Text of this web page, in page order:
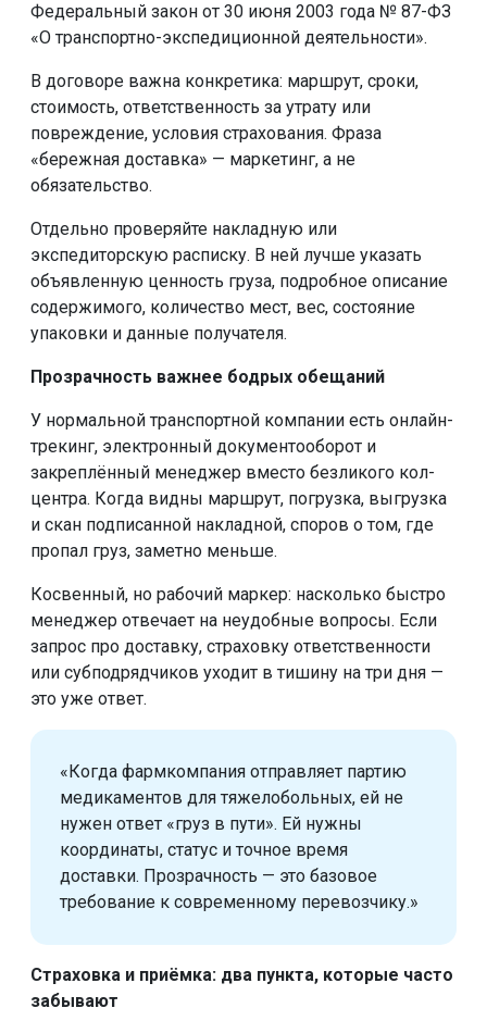
Федеральный закон от 30 июня 2003 года № 87-ФЗ
«О транспортно-экспедиционной деятельности».
В договоре важна конкретика: маршрут, сроки,
стоимость, ответственность за утрату или
повреждение, условия страхования. Фраза
«бережная доставка» — маркетинг, а не
обязательство.
Отдельно проверяйте накладную или
экспедиторскую расписку. В ней лучше указать
объявленную ценность груза, подробное описание
содержимого, количество мест, вес, состояние
упаковки и данные получателя.
Прозрачность важнее бодрых обещаний
У нормальной транспортной компании есть онлайн-
трекинг, электронный документооборот и
закреплённый менеджер вместо безликого кол-
центра. Когда видны маршрут, погрузка, выгрузка
и скан подписанной накладной, споров о том, где
пропал груз, заметно меньше.
Косвенный, но рабочий маркер: насколько быстро
менеджер отвечает на неудобные вопросы. Если
запрос про доставку, страховку ответственности
или субподрядчиков уходит в тишину на три дня —
это уже ответ.
«Когда фармкомпания отправляет партию
медикаментов для тяжелобольных, ей не
нужен ответ «груз в пути». Ей нужны
координаты, статус и точное время
доставки. Прозрачность — это базовое
требование к современному перевозчику.»
Страховка и приёмка: два пункта, которые часто
забывают